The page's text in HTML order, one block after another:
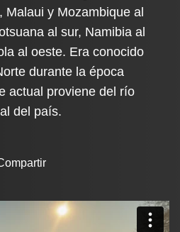
Malaui y Mozambique al
al sur, Namibia al
al oeste. Era conocido
durante la época
actual proviene del río
del país.